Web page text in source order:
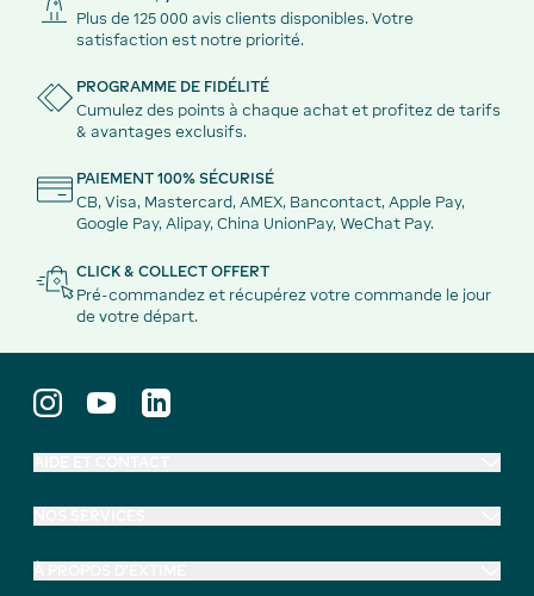
Plus de 125 000 avis clients disponibles. Votre
satisfaction est notre priorité.
PROGRAMME DE FIDÉLITÉ
Cumulez des points à chaque achat et profitez de tarifs
& avantages exclusifs.
PAIEMENT 100% SÉCURISÉ
CB, Visa, Mastercard, AMEX, Bancontact, Apple Pay,
Google Pay, Alipay, China UnionPay, WeChat Pay.
CLICK & COLLECT OFFERT
Pré-commandez et récupérez votre commande le jour
de votre départ.